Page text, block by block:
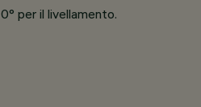
per il livellamento.